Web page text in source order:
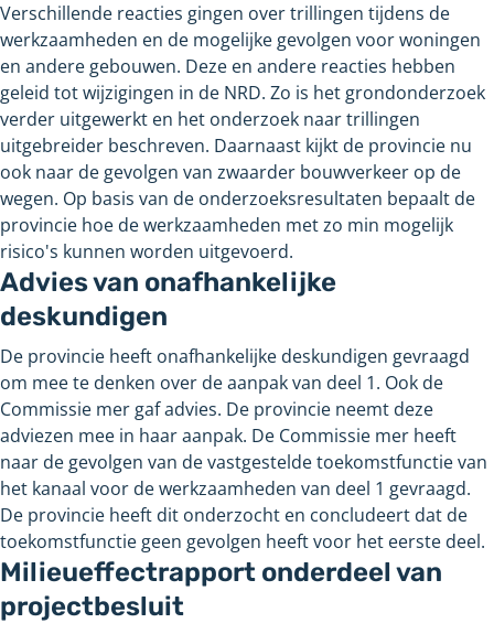
Verschillende reacties gingen over trillingen tijdens de
werkzaamheden en de mogelijke gevolgen voor woningen
en andere gebouwen. Deze en andere reacties hebben
geleid tot wijzigingen in de NRD. Zo is het grondonderzoek
verder uitgewerkt en het onderzoek naar trillingen
uitgebreider beschreven. Daarnaast kijkt de provincie nu
ook naar de gevolgen van zwaarder bouwverkeer op de
wegen. Op basis van de onderzoeksresultaten bepaalt de
provincie hoe de werkzaamheden met zo min mogelijk
risico's kunnen worden uitgevoerd.
Advies van onafhankelijke
deskundigen
De provincie heeft onafhankelijke deskundigen gevraagd
om mee te denken over de aanpak van deel 1. Ook de
Commissie mer gaf advies. De provincie neemt deze
adviezen mee in haar aanpak. De Commissie mer heeft
naar de gevolgen van de vastgestelde toekomstfunctie van
het kanaal voor de werkzaamheden van deel 1 gevraagd.
De provincie heeft dit onderzocht en concludeert dat de
toekomstfunctie geen gevolgen heeft voor het eerste deel.
Milieueffectrapport onderdeel van
projectbesluit